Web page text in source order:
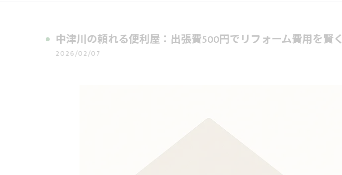
中津川の頼れる便利屋：出張費500円でリフォーム費用を賢く
2026/02/07